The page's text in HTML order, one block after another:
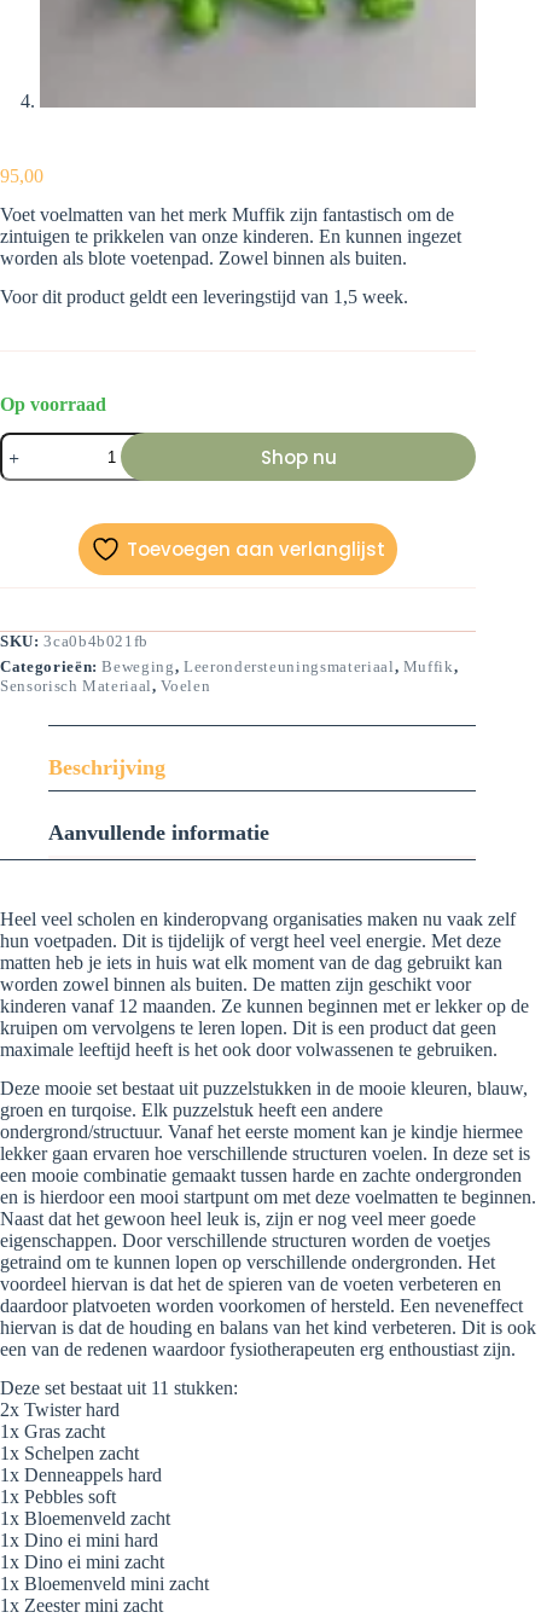
95,00
Voet voelmatten van het merk Muffik zijn fantastisch om de
zintuigen te prikkelen van onze kinderen. En kunnen ingezet
worden als blote voetenpad. Zowel binnen als buiten.
Voor dit product geldt een leveringstijd van 1,5 week.
Op voorraad
Muffik
Voelmatten
(pre-
Shop nu
Toevoegen aan verlanglijst
SKU:3ca0b4b021fb
Categorieën:Beweging, Leerondersteuningsmateriaal, Muffik,
Sensorisch Materiaal,Voelen
Beschrijving
Aanvullende informatie
Heel veel scholen en kinderopvang organisaties maken nu vaak zelf
hun voetpaden. Dit is tijdelijk of vergt heel veel energie. Met deze
matten heb je iets in huis wat elk moment van de dag gebruikt kan
worden zowel binnen als buiten. De matten zijn geschikt voor
kinderen vanaf 12 maanden. Ze kunnen beginnen met er lekker op de
kruipen om vervolgens te leren lopen. Dit is een product dat geen
maximale leeftijd heeft is het ook door volwassenen te gebruiken.
Deze mooie set bestaat uit puzzelstukken in de mooie kleuren, blauw,
groen en turqoise. Elk puzzelstuk heeft een andere
ondergrond/structuur. Vanaf het eerste moment kan je kindje hiermee
lekker gaan ervaren hoe verschillende structuren voelen. In deze set is
een mooie combinatie gemaakt tussen harde en zachte ondergronden
en is hierdoor een mooi startpunt om met deze voelmatten te beginnen.
Naast dat het gewoon heel leuk is, zijn er nog veel meer goede
eigenschappen. Door verschillende structuren worden de voetjes
getraind om te kunnen lopen op verschillende ondergronden. Het
voordeel hiervan is dat het de spieren van de voeten verbeteren en
daardoor platvoeten worden voorkomen of hersteld. Een neveneffect
hiervan is dat de houding en balans van het kind verbeteren. Dit is ook
een van de redenen waardoor fysiotherapeuten erg enthoustiast zijn.
Deze set bestaat uit 11 stukken:
2x Twister hard
1x Gras zacht
1x Schelpen zacht
1x Denneappels hard
1x Pebbles soft
1x Bloemenveld zacht
1x Dino ei mini hard
1x Dino ei mini zacht
1x Bloemenveld mini zacht
1x Zeester mini zacht